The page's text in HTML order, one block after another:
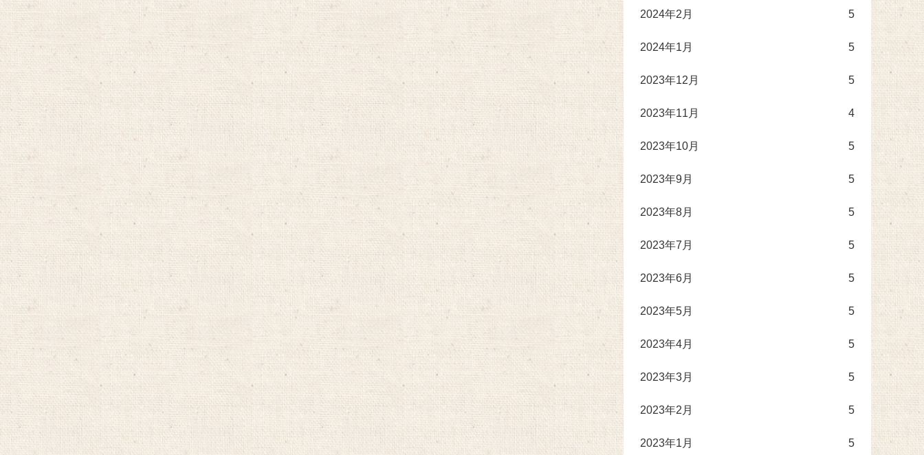
2024年2月 5
2024年1月 5
2023年12月 5
2023年11月 4
2023年10月 5
2023年9月 5
2023年8月 5
2023年7月 5
2023年6月 5
2023年5月 5
2023年4月 5
2023年3月 5
2023年2月 5
2023年1月 5